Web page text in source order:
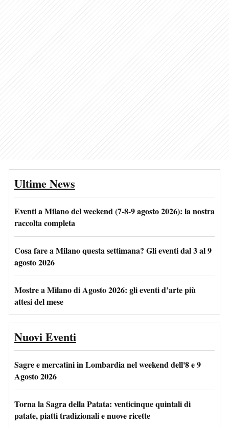
Ultime News
Eventi a Milano del weekend (7-8-9 agosto 2026): la nostra
raccolta completa
Cosa fare a Milano questa settimana? Gli eventi dal 3 al 9
agosto 2026
Mostre a Milano di Agosto 2026: gli eventi d’arte più
attesi del mese
Nuovi Eventi
Sagre e mercatini in Lombardia nel weekend dell'8 e 9
Agosto 2026
Torna la Sagra della Patata: venticinque quintali di
patate, piatti tradizionali e nuove ricette